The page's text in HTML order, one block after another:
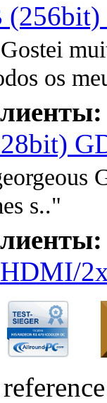
os
s.."